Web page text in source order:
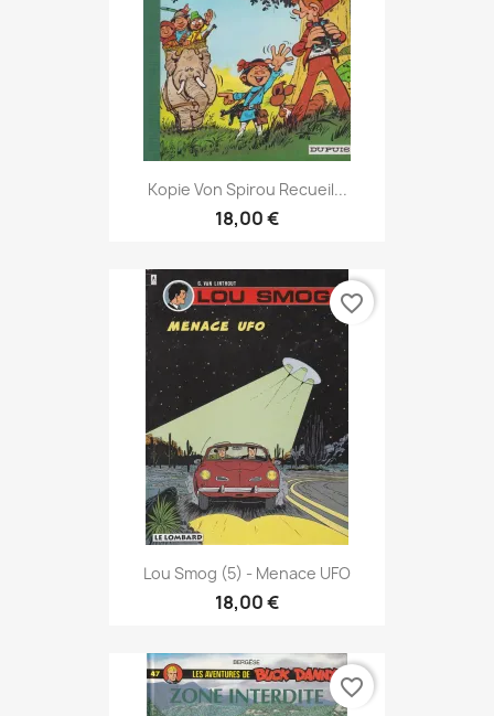
Kopie Von Spirou Recueil...
18,00 €
Lou Smog (5) - Menace UFO
18,00 €
favorite_border
favorite_border